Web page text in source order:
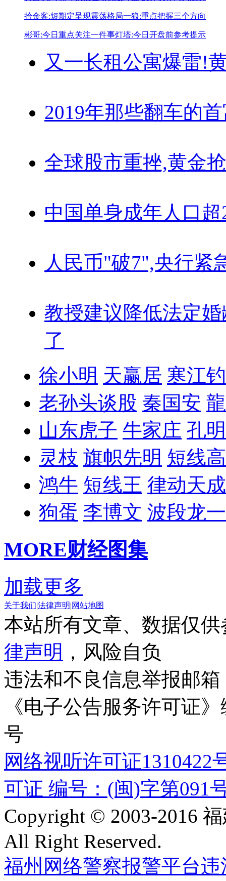
拾金客:短期定呈现震荡格局一狼:重点把握三个方向
彬哥:今日重点关注一件事灯塔:今日开盘前参考提示
又一长租公寓爆雷!
2019年那些翻车的
全球股市重挫,黄金
中国单身成年人口超
人民币"破7",央行紧
教授建议降低法定婚
了
徐小明 天赢居 寒江
老孙头谈股 秦国安
山东虎子 牛家庄 孔
灵枝 旗帜先明 短线
鸿牛 短线王 律动天成
狗蛋 李博文 波段龙一
MORE财经图集
加载更多
关于我们|法律声明|网站地图
本站所有文章、数据仅
律声明 ，风险自负
违法和不良信息举报邮箱
《电子公告服务许可证
号
网络视听许可证1310422
可证 编号：(闽)字第091
Copyright © 2003-2016
All Right Reserved.
福州网络警察报警平台违